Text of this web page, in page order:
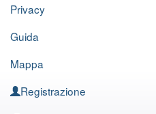
Privacy
Guida
Mappa
Registrazione